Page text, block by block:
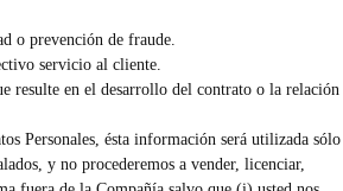
o prevención de fraude.
servicio al cliente.
resulte en el desarrollo del contrato o la relación
Personales, ésta información será utilizada sólo
y no procederemos a vender, licenciar,